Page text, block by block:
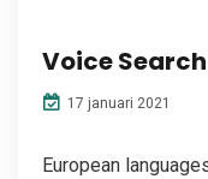
Voice Search
17 januari 2021
European